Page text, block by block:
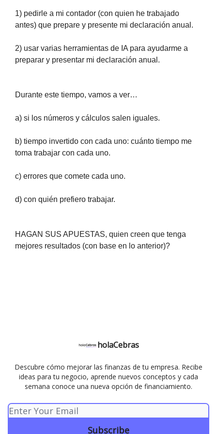
1) pedirle a mi contador (con quien he trabajado
antes) que prepare y presente mi declaración anual.
2) usar varias herramientas de IA para ayudarme a
preparar y presentar mi declaración anual.
Durante este tiempo, vamos a ver…
a) si los números y cálculos salen iguales.
b) tiempo invertido con cada uno: cuánto tiempo me
toma trabajar con cada uno.
c) errores que comete cada uno.
d) con quién prefiero trabajar.
HAGAN SUS APUESTAS, quien creen que tenga
mejores resultados (con base en lo anterior)?
holaCebras
Descubre cómo mejorar las finanzas de tu empresa. Recibe
ideas para tu negocio, aprende nuevos conceptos y cada
semana conoce una nueva opción de financiamiento.